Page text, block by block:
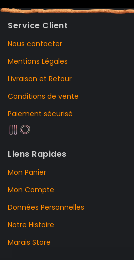
Service Client
Nous contacter
Mentions Légales
Livraison et Retour
Conditions de vente
Paiement sécurisé
Liens Rapides
Mon Panier
Mon Compte
Données Personnelles
Notre Histoire
Marais Store